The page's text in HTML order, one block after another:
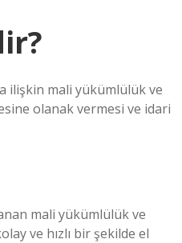
ilişkin mali yükümlülük ve
olanak vermesi ve idari
mali yükümlülük ve
ve hızlı bir şekilde el